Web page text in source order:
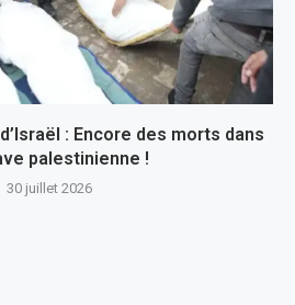
: Encore des morts dans
palestinienne !
30 juillet 2026